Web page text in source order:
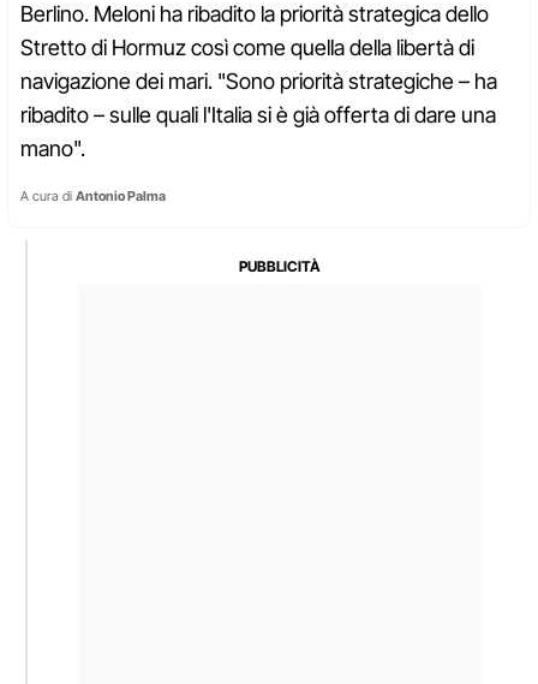
Berlino. Meloni ha ribadito la priorità strategica dello
Stretto di Hormuz così come quella della libertà di
navigazione dei mari. "Sono priorità strategiche – ha
ribadito – sulle quali l'Italia si è già offerta di dare una
mano".
A cura di Antonio Palma